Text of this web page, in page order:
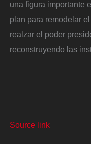
una figura importante
plan para remodelar
realzar el poder
reconstruyendo las
Source link